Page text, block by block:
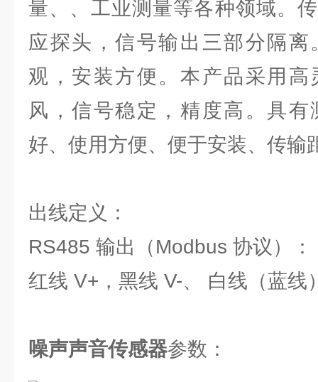
量、、工业测量等各种领域。
应探头，信号输出三部分隔
观，安装方便。本产品采用
风，信号稳定，精度高。具
好、使用方便、便于安装、传输
出线定义：
RS485 输出（Modbus 协议）：
红线 V+，黑线 V-、 白线（蓝线
噪声声音传感器参数：